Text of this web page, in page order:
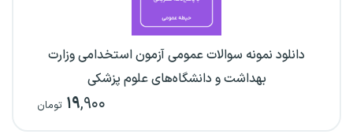
دانلود نمونه سوالات عمومی آزمون استخدامی وزارت
بهداشت و دانشگاه‌های علوم پزشکی
۱۹,۹۰۰ تومان